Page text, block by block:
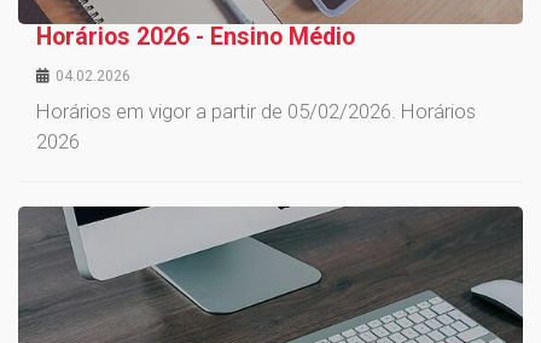
Horários 2026 - Ensino Médio
04.02.2026
Horários em vigor a partir de 05/02/2026. Horários
2026